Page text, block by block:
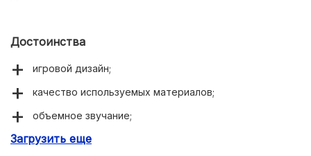
Достоинства
игровой дизайн;
качество используемых материалов;
объемное звучание;
достаточная длина провода;
Загрузить еще